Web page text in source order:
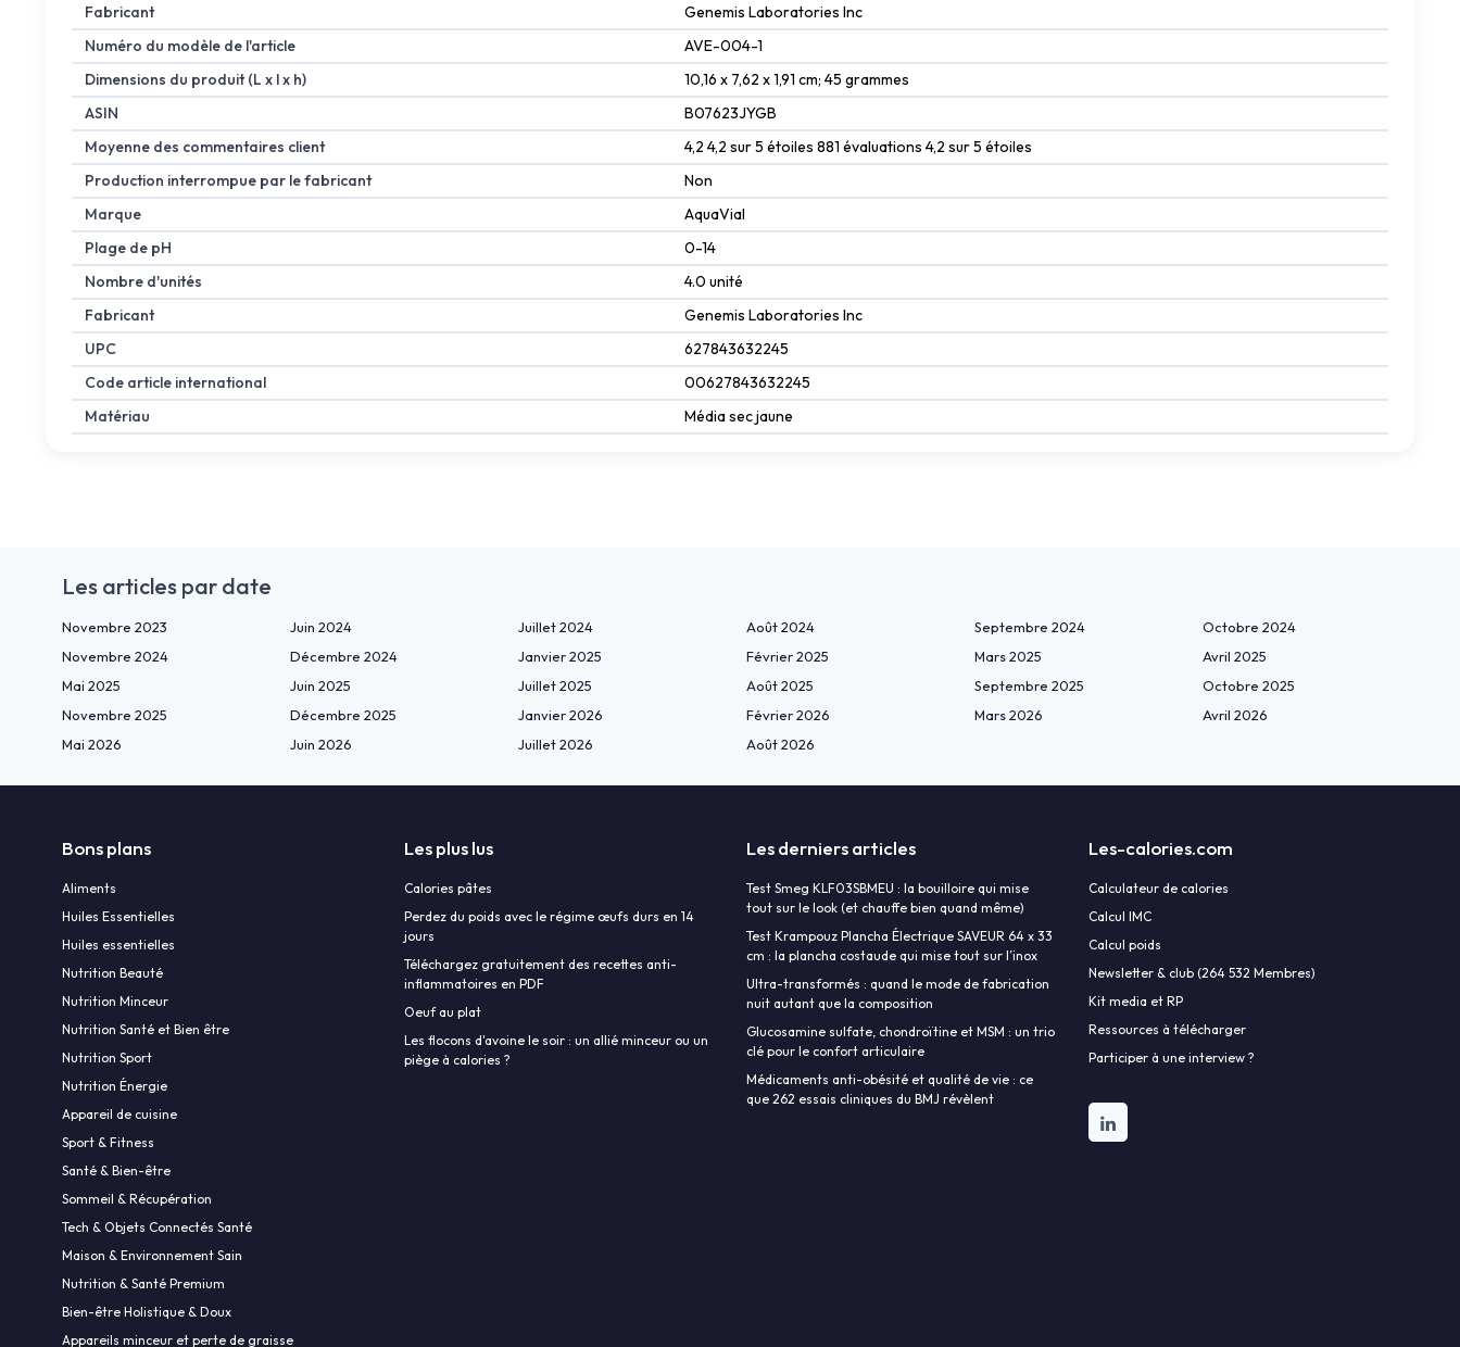
Fabricant
‎Genemis Laboratories Inc
Numéro du modèle de l'article
‎AVE-004-1
Dimensions du produit (L x l x h)
‎10,16 x 7,62 x 1,91 cm; 45 grammes
ASIN
‎B07623JYGB
Moyenne des commentaires client
4,2 4,2 sur 5 étoiles 881 évaluations 4,2 sur 5 étoiles
Production interrompue par le fabricant
Non
Marque
AquaVial
Plage de pH
0-14
Nombre d'unités
4.0 unité
Fabricant
Genemis Laboratories Inc
UPC
627843632245
Code article international
00627843632245
Matériau
Média sec jaune
Les articles par date
Novembre 2023 Juin 2024 Juillet 2024 Août 2024 Septembre 2024
Octobre 2024
Novembre 2024
Décembre 2024 Janvier 2025 Février 2025 Mars 2025
Avril 2025
Mai 2025
Juin 2025 Juillet 2025 Août 2025 Septembre 2025
Octobre 2025
Novembre 2025
Décembre 2025 Janvier 2026 Février 2026 Mars 2026
Avril 2026
Mai 2026
Juin 2026 Juillet 2026 Août 2026
Bons plans
Aliments
Huiles Essentielles
Huiles essentielles
Nutrition Beauté
Nutrition Minceur
Nutrition Santé et Bien être
Nutrition Sport
Nutrition Énergie
Appareil de cuisine
Sport & Fitness
Santé & Bien-être
Sommeil & Récupération
Tech & Objets Connectés Santé
Maison & Environnement Sain
Nutrition & Santé Premium
Bien-être Holistique & Doux
Appareils minceur et perte de graisse
Les plus lus
Calories pâtes
Perdez du poids avec le régime œufs durs en 14
jours
Téléchargez gratuitement des recettes anti-
inflammatoires en PDF
Oeuf au plat
Les flocons d'avoine le soir : un allié minceur ou un
piège à calories ?
Les derniers articles
Test Smeg KLF03SBMEU : la bouilloire qui mise
tout sur le look (et chauffe bien quand même)
Test Krampouz Plancha Électrique SAVEUR 64 x 33
cm : la plancha costaude qui mise tout sur l’inox
Ultra-transformés : quand le mode de fabrication
nuit autant que la composition
Glucosamine sulfate, chondroïtine et MSM : un trio
clé pour le confort articulaire
Médicaments anti-obésité et qualité de vie : ce
que 262 essais cliniques du BMJ révèlent
Les-calories.com
Calculateur de calories
Calcul IMC
Calcul poids
Newsletter & club (264 532 Membres)
Kit media et RP
Ressources à télécharger
Participer à une interview ?